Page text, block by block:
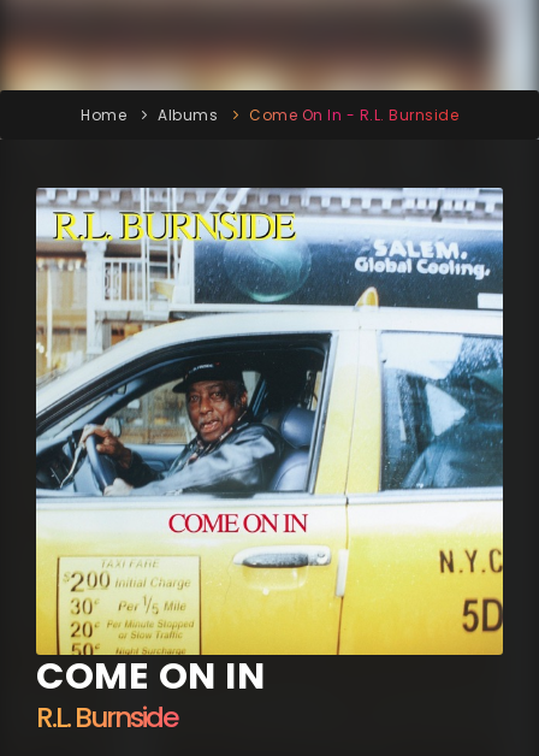
Home Albums Come On In - R.L. Burnside
COME ON IN
R.L. Burnside